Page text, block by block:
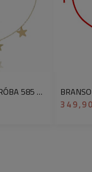
BRANSOLETKA ZŁOTA PRÓBA 585 DELIKATNE GWIAZDKI